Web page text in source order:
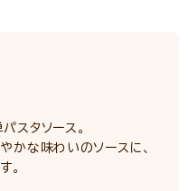
スタソース。
かな味わいのソースに、
。